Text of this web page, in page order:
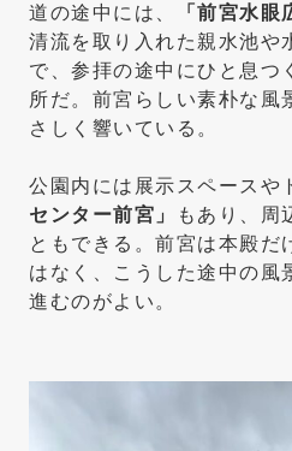
道の途中には、 「前宮水眼
清流を取り入れた親水池や
で、参拝の途中にひと息つ
所だ。前宮らしい素朴な風
さしく響いている。
公園内には展示スペースや
センター前宮」
もあり、周
ともできる。前宮は本殿だ
はなく、こうした途中の風
進むのがよい。